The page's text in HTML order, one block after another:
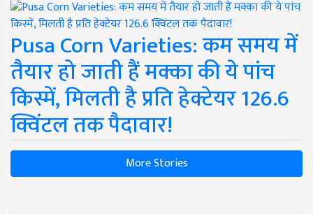
Pusa Corn Varieties: कम समय में
तैयार हो जाती हैं मक्का की ये पांच
किस्में, मिलती है प्रति हेक्टेयर 126.6
क्विंटल तक पैदावार!
More Stories